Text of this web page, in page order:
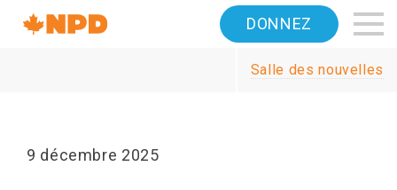
Navigation
Accueil DONNEZ
Salle des nouvelles
9 décembre 2025